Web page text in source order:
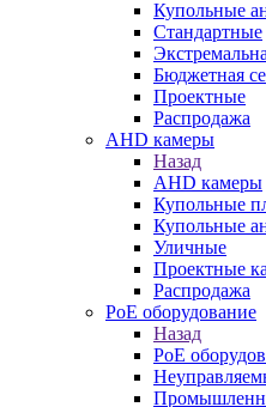
Купольные
Стандартные
Бюджетная
Проектные
Распродажа
AHD камеры
Назад
AHD камеры
Купольные
Купольные
Уличные
Проектные
Распродажа
PoE оборудование
Назад
PoE